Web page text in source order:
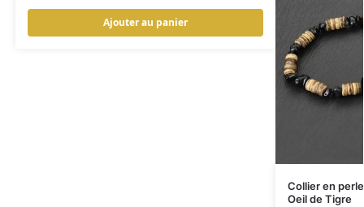
Ajouter au panier
Collier en
Oeil de Tigre